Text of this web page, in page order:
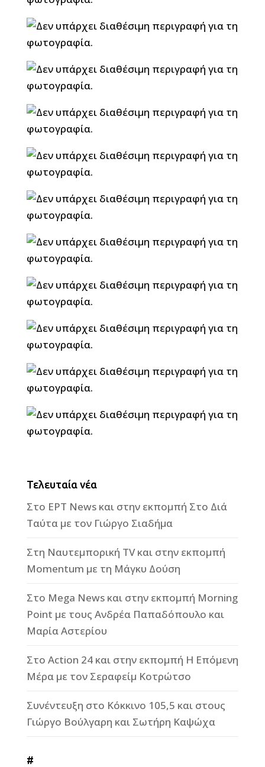
Τελευταία νέα
Στο ΕΡΤ News και στην εκπομπή Στο Διά
Ταύτα με τον Γιώργο Σιαδήμα
Στη Ναυτεμπορική TV και στην εκπομπή
Momentum με τη Μάγκυ Δούση
Στο Mega News και στην εκπομπή Morning
Point με τους Ανδρέα Παπαδόπουλο και
Μαρία Αστερίου
Στο Action 24 και στην εκπομπή Η Επόμενη
Μέρα με τον Σεραφείμ Κοτρώτσο
Συνέντευξη στο Κόκκινο 105,5 και στους
Γιώργο Βούλγαρη και Σωτήρη Καψώχα
#